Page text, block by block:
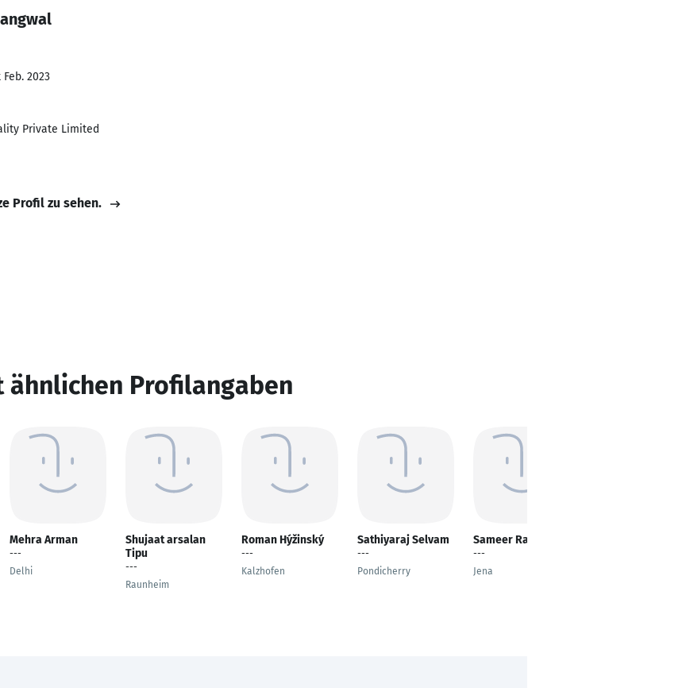
2023
Private Limited
Profil zu sehen.
ähnlichen Profilangaben
Mehra Arman
---
Delhi
Shujaat arsalan
Tipu
---
Raunheim
Roman Hýžinský
---
Kalzhofen
Sathiyaraj Selvam
---
Pondicherry
Sameer Ranjan
---
Jena